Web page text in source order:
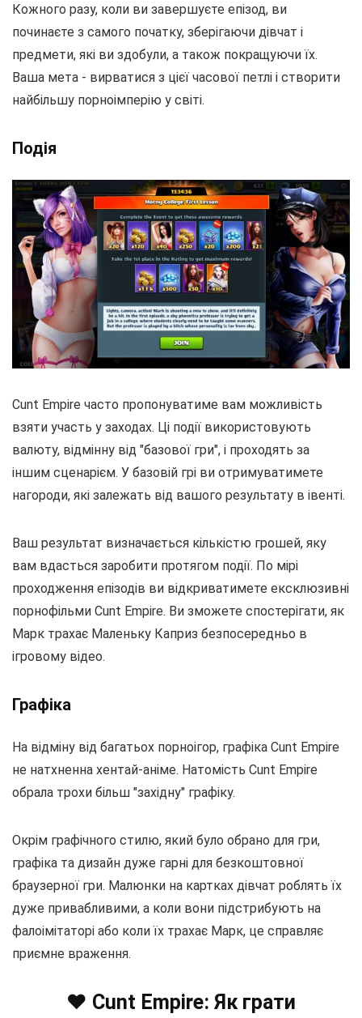
Кожного разу, коли ви завершуєте епізод, ви
починаєте з самого початку, зберігаючи дівчат і
предмети, які ви здобули, а також покращуючи їх.
Ваша мета - вирватися з цієї часової петлі і створити
найбільшу порноімперію у світі.
Подія
Cunt Empire часто пропонуватиме вам можливість
взяти участь у заходах. Ці події використовують
валюту, відмінну від "базової гри", і проходять за
іншим сценарієм. У базовій грі ви отримуватимете
нагороди, які залежать від вашого результату в івенті.
Ваш результат визначається кількістю грошей, яку
вам вдасться заробити протягом події. По мірі
проходження епізодів ви відкриватимете ексклюзивні
порнофільми Cunt Empire. Ви зможете спостерігати, як
Марк трахає Маленьку Каприз безпосередньо в
ігровому відео.
Графіка
На відміну від багатьох порноігор, графіка Cunt Empire
не натхненна хентай-аніме. Натомість Cunt Empire
обрала трохи більш "західну" графіку.
Окрім графічного стилю, який було обрано для гри,
графіка та дизайн дуже гарні для безкоштовної
браузерної гри. Малюнки на картках дівчат роблять їх
дуже привабливими, а коли вони підстрибують на
фалоімітаторі або коли їх трахає Марк, це справляє
приємне враження.
❤️ Cunt Empire: Як грати